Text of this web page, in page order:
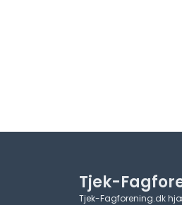
Tjek-
Tjek-Fagforening.dk